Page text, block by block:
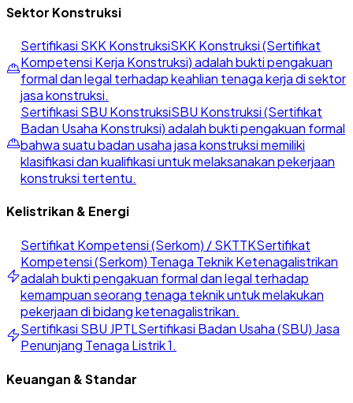
Sektor Konstruksi
Sertifikasi SKK KonstruksiSKK Konstruksi (Sertifikat
Kompetensi Kerja Konstruksi) adalah bukti pengakuan
formal dan legal terhadap keahlian tenaga kerja di sektor
jasa konstruksi.
Sertifikasi SBU KonstruksiSBU Konstruksi (Sertifikat
Badan Usaha Konstruksi) adalah bukti pengakuan formal
bahwa suatu badan usaha jasa konstruksi memiliki
klasifikasi dan kualifikasi untuk melaksanakan pekerjaan
konstruksi tertentu.
Kelistrikan & Energi
Sertifikat Kompetensi (Serkom) / SKTTKSertifikat
Kompetensi (Serkom) Tenaga Teknik Ketenagalistrikan
adalah bukti pengakuan formal dan legal terhadap
kemampuan seorang tenaga teknik untuk melakukan
pekerjaan di bidang ketenagalistrikan.
Sertifikasi SBU JPTLSertifikasi Badan Usaha (SBU) Jasa
Penunjang Tenaga Listrik 1.
Keuangan & Standar